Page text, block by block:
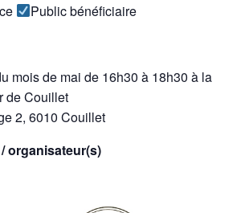
Public bénéficiaire
mois de mai de 16h30 à 18h30 à la
de Couillet
2, 6010 Couillet
organisateur(s)